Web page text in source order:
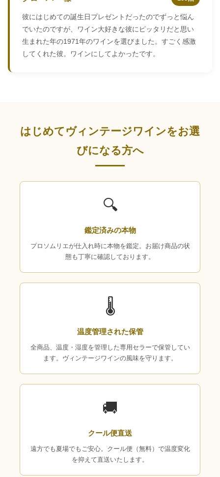
彼にはじめての誕生日プレゼントだったのでずっと悩ん
でいたのですが、ワイン大好きな彼にピッタリだと思い
生まれた年の1971年のワインを選びました。すごく感激
してくれた彼。ワインにしてよかったです。
はじめてヴィンテージワインをお選
びになる方へ
🔍
鑑定済みの本物
プロソムリエが仕入れ時に本物を鑑定。お届け商品の状
態も丁寧に確認しております。
🌡
温度管理された保管
全商品、温度・湿度を管理した専用セラーで保管してい
ます。ヴィンテージワインの風味を守ります。
🚚
クール便直送
遠方でも夏場でもご安心。クール便（無料）で温度変化
を抑えて直送いたします。